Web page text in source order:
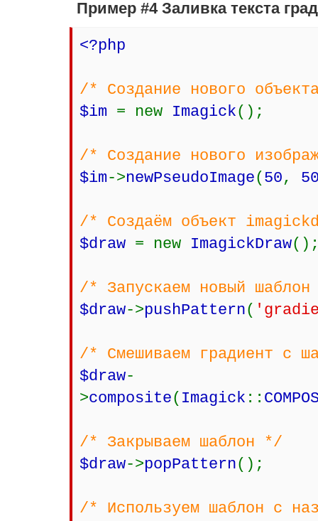
Пример #4 Заливка текста
<?php
/* Создание нового
$im = new Imagick();
/* Создание нового
$im->newPseudoImage( 50,
/* Создаём объект
$draw = new ImagickDraw
/* Запускаем новый
$draw->pushPattern(
/* Смешиваем градиент с
$draw-
>composite( Imagick ::
/* Закрываем шаблон */
$draw->popPattern();
/* Используем шаблон с